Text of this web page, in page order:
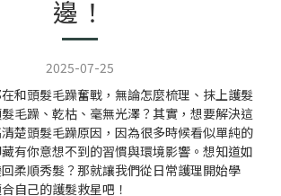
邊！
2025-07-25
和頭髮毛躁奮戰，無論怎麼梳理、抹上護髮
毛躁、乾枯、毫無光澤？其實，想要解決這
楚頭髮毛躁原因，因為很多時候看似單純的
有你意想不到的習慣與環境影響。想知道如
柔順秀髮？那就讓我們從日常護理開始學
自己的護髮救星吧！